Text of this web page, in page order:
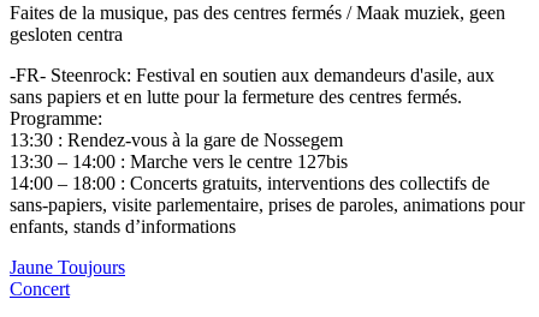
Faites de la musique, pas des centres fermés / Maak muziek, geen
gesloten centra
-FR- Steenrock: Festival en soutien aux demandeurs d'asile, aux
sans papiers et en lutte pour la fermeture des centres fermés.
Programme:
13:30 : Rendez-vous à la gare de Nossegem
13:30 – 14:00 : Marche vers le centre 127bis
14:00 – 18:00 : Concerts gratuits, interventions des collectifs de
sans-papiers, visite parlementaire, prises de paroles, animations pour
enfants, stands d’informations
Jaune Toujours
Concert